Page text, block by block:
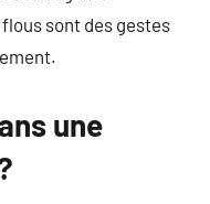
sont des gestes
une